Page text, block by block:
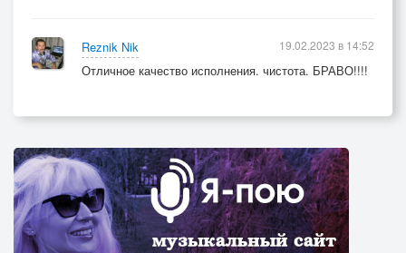
Reznik Nik
Отличное качество исполнения. чистота. БРАВО!!!!
19.02.2023 в 14:52